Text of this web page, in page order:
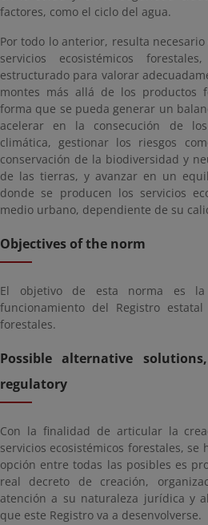
factores, como el ciclo del agua.
Por todo lo anterior, resulta
servicios ecosistémicos
estructurado para valorar
montes más allá de los productos
forma que se pueda generar un
acelerar en la consecución de
climática, gestionar los riesgos
conservación de la biodiversidad y
de las tierras, y avanzar en un
donde se producen los servicios
medio urbano, dependiente de su
Objectives of the norm
El objetivo de esta norma es la
funcionamiento del Registro estatal
forestales.
Possible alternative
regulatory
Con la finalidad de articular la
servicios ecosistémicos forestales,
opción entre todas las posibles es
real decreto de creación,
atención a su naturaleza jurídica y
que este Registro va a desenvolverse.